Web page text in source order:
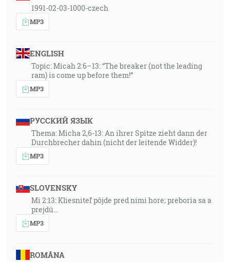
1991-02-03-1000-czech
MP3
ENGLISH
Topic: Micah 2:6–13: “The breaker (not the leading
ram) is come up before them!”
MP3
РУССКИЙ ЯЗЫК
Thema: Micha 2,6-13: An ihrer Spitze zieht dann der
Durchbrecher dahin (nicht der leitende Widder)!
MP3
SLOVENSKY
Mi 2:13: Kliesniteľ pôjde pred nimi hore; preboria sa a
prejdú…
MP3
ROMÂNA